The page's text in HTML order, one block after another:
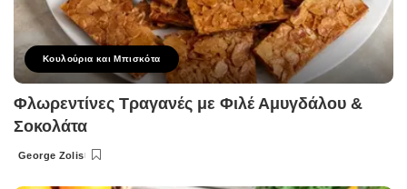
Κουλούρια και Μπισκότα
Φλωρεντίνες Τραγανές με Φιλέ Αμυγδάλου &
Σοκολάτα
Posted
George Zolis